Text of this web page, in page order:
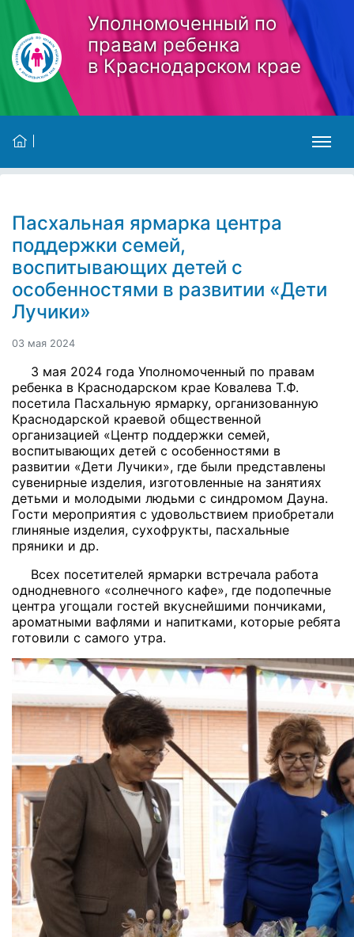
Skip to main content
Уполномоченный по
правам ребенка
в Краснодарском крае
Пасхальная ярмарка центра
поддержки семей,
воспитывающих детей с
особенностями в развитии «Дети
Лучики»
03 мая 2024
3 мая 2024 года Уполномоченный по правам
ребенка в Краснодарском крае Ковалева Т.Ф.
посетила Пасхальную ярмарку, организованную
Краснодарской краевой общественной
организацией «Центр поддержки семей,
воспитывающих детей с особенностями в
развитии «Дети Лучики», где были представлены
сувенирные изделия, изготовленные на занятиях
детьми и молодыми людьми с синдромом Дауна.
Гости мероприятия с удовольствием приобретали
глиняные изделия, сухофрукты, пасхальные
пряники и др.
Всех посетителей ярмарки встречала работа
однодневного «солнечного кафе», где подопечные
центра угощали гостей вкуснейшими пончиками,
ароматными вафлями и напитками, которые ребята
готовили с самого утра.